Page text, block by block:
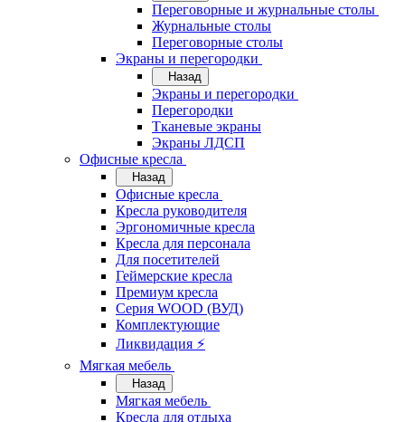
Переговорные и журнальные столы
Журнальные столы
Переговорные столы
Экраны и перегородки
Назад
Экраны и перегородки
Перегородки
Тканевые экраны
Экраны ЛДСП
Офисные кресла
Назад
Офисные кресла
Кресла руководителя
Эргономичные кресла
Кресла для персонала
Для посетителей
Геймерские кресла
Премиум кресла
Серия WOOD (ВУД)
Комплектующие
Ликвидация ⚡
Мягкая мебель
Назад
Мягкая мебель
Кресла для отдыха